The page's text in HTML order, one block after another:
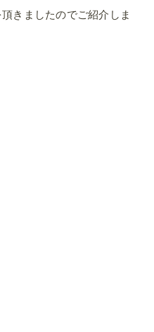
きましたのでご紹介しま